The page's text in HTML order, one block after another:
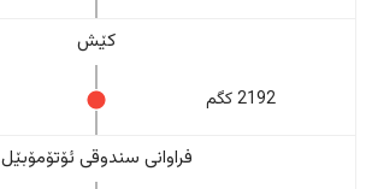
کێش
2192 کگم
فراوانی سندوقی ئۆتۆمۆبێل